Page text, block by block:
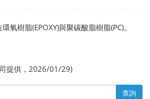
氧樹脂(EPOXY)與聚碳酸脂樹脂(PC)。
提供，2026/01/29)
查詢